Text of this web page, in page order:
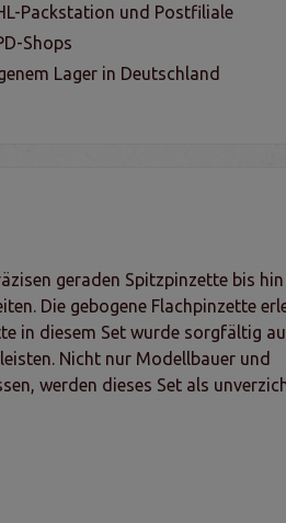
Packstation und Postfiliale
Shops
Lager in Deutschland
geraden Spitzpinzette bis
Die gebogene Flachpinzette
in diesem Set wurde sorgfältig
Nicht nur Modellbauer und
werden dieses Set als